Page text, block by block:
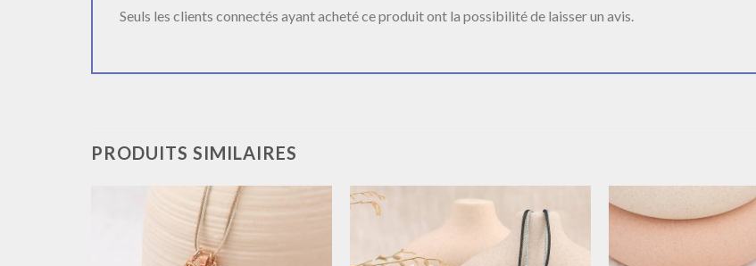
Seuls les clients connectés ayant acheté ce produit ont la possibilité de laisser un avis.
PRODUITS SIMILAIRES